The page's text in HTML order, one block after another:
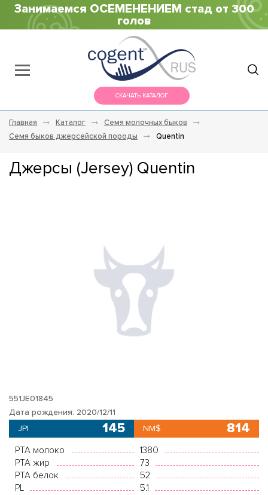
Занимаемся ОСЕМЕНЕНИЕМ стад от 300
голов
СКАЧАТЬ КАТАЛОГ
Главная Каталог
Семя молочных быков
Семя быков джерсейской породы
Quentin
Джерсы (Jersey) Quentin
551JE01845
Дата рождения: 2020/12/11
JPI
145 NM$ 814
PTA молоко
1380
PTA жир
73
PTA белок
52
PL
5.1